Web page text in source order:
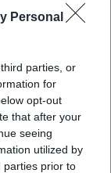
Personal
parties, or
for
opt-out
that after your
seeing
utilized by
parties prior to
Nutzung
der letzten
lebendigen
))